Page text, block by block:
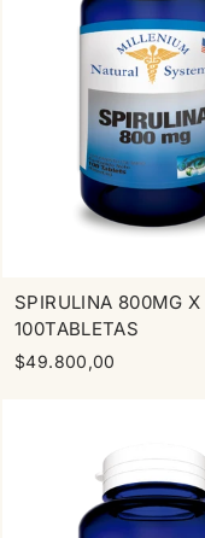
SPIRULINA 800MG X
100TABLETAS
$49.800,00